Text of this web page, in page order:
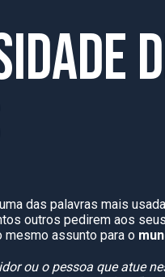
das palavras mais
outros pedirem aos
assunto para o
ou o pessoa que atue